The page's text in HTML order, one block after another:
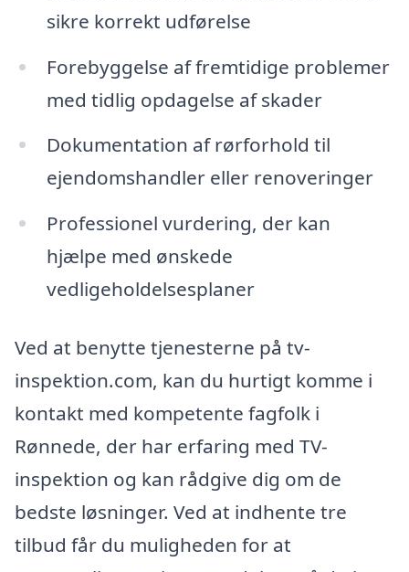
sikre korrekt udførelse
Forebyggelse af fremtidige problemer
med tidlig opdagelse af skader
Dokumentation af rørforhold til
ejendomshandler eller renoveringer
Professionel vurdering, der kan
hjælpe med ønskede
vedligeholdelsesplaner
Ved at benytte tjenesterne på tv-
inspektion.com, kan du hurtigt komme i
kontakt med kompetente fagfolk i
Rønnede, der har erfaring med TV-
inspektion og kan rådgive dig om de
bedste løsninger. Ved at indhente tre
tilbud får du muligheden for at